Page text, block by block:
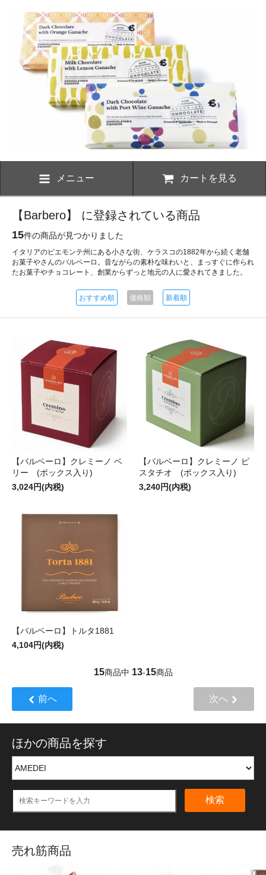
メニュー カートを見る
【Barbero】 に登録されている商品
15件の商品が見つかりました
イタリアのピエモンテ州にある小さな街、ケラスコの1882年から続く老舗
お菓子やさんのバルベーロ。昔ながらの素朴な味わいと、まっすぐに作られ
たお菓子やチョコレート、創業からずっと地元の人に愛されてきました。
おすすめ順 価格順 新着順
【バルベーロ】クレミーノ ベ
リー (ボックス入り)
3,024円(内税)
【バルベーロ】クレミーノ ピ
スタチオ (ボックス入り)
3,240円(内税)
【バルベーロ】トルタ1881
4,104円(内税)
15商品中 13-15商品
前へ 次へ
ほかの商品を探す
検索
売れ筋商品